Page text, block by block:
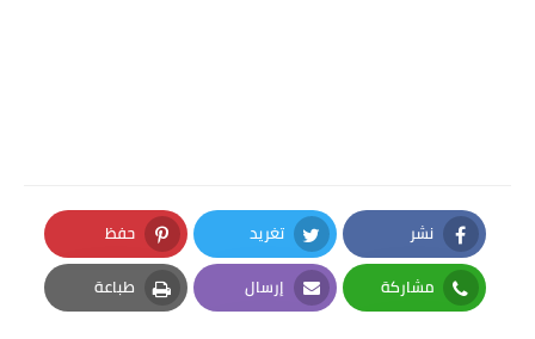
نشر
Facebook
تغريد
Twitter
حفظ
Pinterest
مشاركة
Whatsapp
إرسال
Email
طباعة
Print